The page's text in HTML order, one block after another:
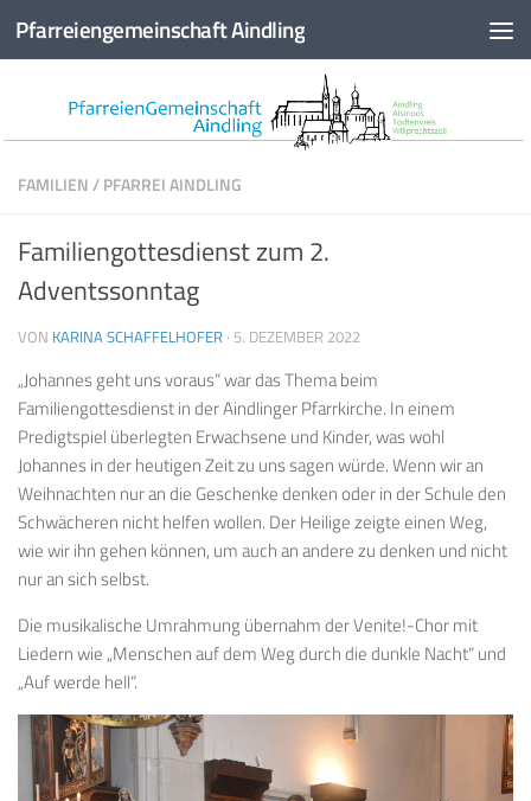
Zum Inhalt springen
Pfarreiengemeinschaft Aindling
FAMILIEN/PFARREI AINDLING
Familiengottesdienst zum 2.
Adventssonntag
VON KARINA SCHAFFELHOFER · 5. DEZEMBER 2022
„Johannes geht uns voraus“ war das Thema beim
Familiengottesdienst in der Aindlinger Pfarrkirche. In einem
Predigtspiel überlegten Erwachsene und Kinder, was wohl
Johannes in der heutigen Zeit zu uns sagen würde. Wenn wir an
Weihnachten nur an die Geschenke denken oder in der Schule den
Schwächeren nicht helfen wollen. Der Heilige zeigte einen Weg,
wie wir ihn gehen können, um auch an andere zu denken und nicht
nur an sich selbst.
Die musikalische Umrahmung übernahm der Venite!-Chor mit
Liedern wie „Menschen auf dem Weg durch die dunkle Nacht“ und
„Auf werde hell“.